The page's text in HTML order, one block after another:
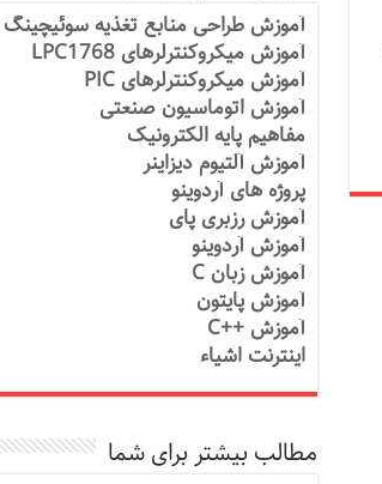
آموزش طراحی منابع تغذیه سوئیچینگ
آموزش میکروکنترلرهای LPC1768
آموزش میکروکنترلرهای PIC
آموزش اتوماسیون صنعتی
مفاهیم پایه الکترونیک
آموزش آلتیوم دیزاینر
پروژه های آردوینو
آموزش رزبری پای
آموزش آردوینو
آموزش زبان C
آموزش پایتون
آموزش ++C
اینترنت اشیاء
مطالب بیشتر برای شما